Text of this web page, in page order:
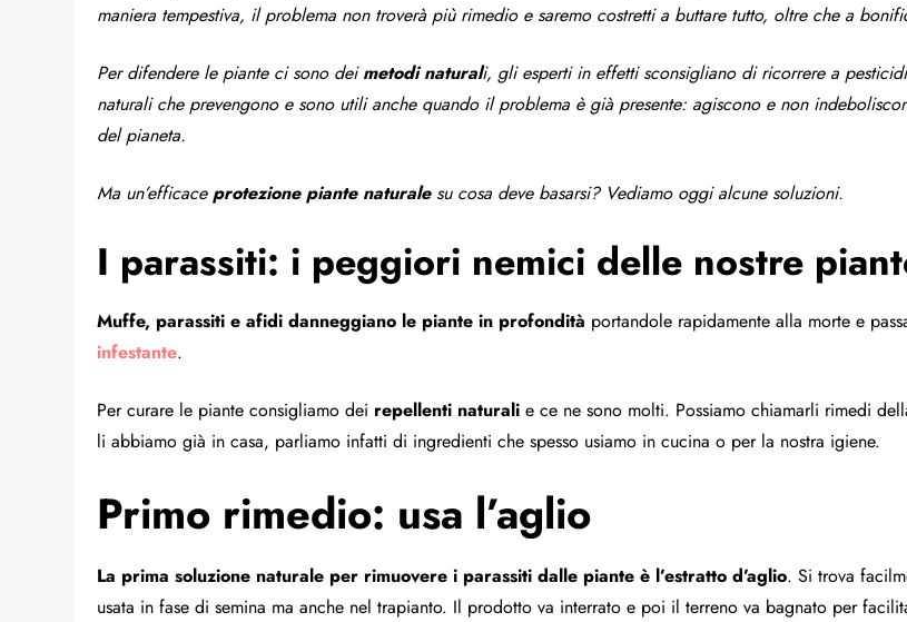
maniera tempestiva, il problema non troverà più rimedio e saremo costretti a buttare tutto, oltre che a
Per difendere le piante ci sono deimetodi naturali, gli esperti in effetti sconsigliano di ricorrere a
naturali che prevengono e sono utili anche quando il problema è già presente: agiscono e non
del pianeta.
Ma un’efficaceprotezione piante naturalesu cosa deve basarsi? Vediamo oggi alcune soluzioni.
I parassiti: i peggiori nemici delle nostre
Muffe, parassiti e afidi danneggiano le piante in profondità portandole rapidamente alla morte e
infestante.
Per curare le piante consigliamo dei repellenti naturali e ce ne sono molti. Possiamo chiamarli rimedi
li abbiamo già in casa, parliamo infatti di ingredienti che spesso usiamo in cucina o per la nostra igiene.
Primo rimedio: usa l’aglio
La prima soluzione naturale per rimuovere i parassiti dalle piante è l’estratto d’aglio. Si trova
usata in fase di semina ma anche nel trapianto. Il prodotto va interrato e poi il terreno va bagnato per